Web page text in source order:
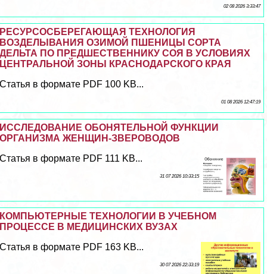
02 08 2026 3:33:47
РЕСУРСОСБЕРЕГАЮЩАЯ ТЕХНОЛОГИЯ
ВОЗДЕЛЫВАНИЯ ОЗИМОЙ ПШЕНИЦЫ СОРТА
ДЕЛЬТА ПО ПРЕДШЕСТВЕННИКУ СОЯ В УСЛОВИЯХ
ЦЕНТРАЛЬНОЙ ЗОНЫ КРАСНОДАРСКОГО КРАЯ
Статья в формате PDF 100 KB...
01 08 2026 12:47:19
ИССЛЕДОВАНИЕ ОБОНЯТЕЛЬНОЙ ФУНКЦИИ
ОРГАНИЗМА ЖЕНЩИН-ЗВЕРОВОДОВ
Статья в формате PDF 111 KB...
31 07 2026 10:33:15
КОМПЬЮТЕРНЫЕ ТЕХНОЛОГИИ В УЧЕБНОМ
ПРОЦЕССЕ В МЕДИЦИНСКИХ ВУЗАХ
Статья в формате PDF 163 KB...
30 07 2026 22:33:19